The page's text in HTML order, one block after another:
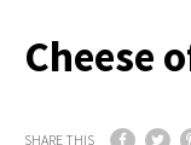
Cheese
SHARE THIS